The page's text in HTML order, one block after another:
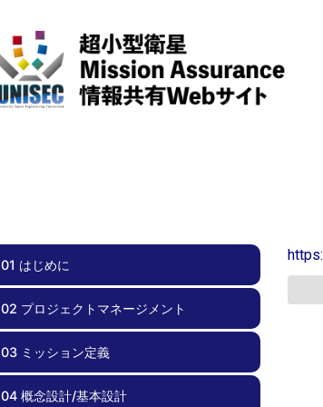
01 はじめに
01.00 はじめに
02 プロジェクトマネージメント
02.00 プロジェクトマネージメント
02.01 スケジュール管理
02.02 チーム体制
02.03 効率化
02.04 周波数調整・電波免許
02.05 安全要求への適合
02.06 文書管理
02.07 不具合管理
02.08 外部ステークホルダとの関係
02.09 資金計画
03 ミッション定義
03.00 ミッション定義
03.01 実現性
03.02 サクセスクライテリア
03.03 ミッションシナリオ
03.04 リスク管理
04 概念設計/基本設計